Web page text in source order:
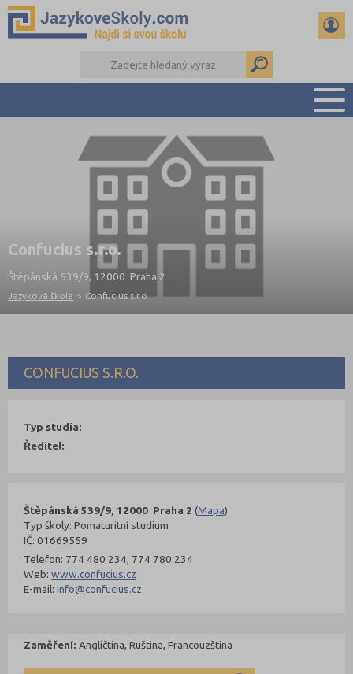
PŘEHLED ŠKOL
PŘÍPRAVA NA ZKOUŠKY A K MATURITĚ
RADY A ČLÁNKY
KONTAKTY
DALŠÍ DRUHY ŠKOL
Confucius s.r.o.
Štěpánská 539/9, 12000 Praha 2
Jazyková škola > Confucius s.r.o.
CONFUCIUS S.R.O.
Štěpánská 539/9, 12000 Praha 2 (Mapa)
Typ školy: Pomaturitní studium
IČ: 01669559
Telefon: 774 480 234, 774 780 234
Web:www.confucius.cz
E-mail:info@confucius.cz
Typ studia:
Ředitel:
Zaměření: Angličtina, Ruština, Francouzština